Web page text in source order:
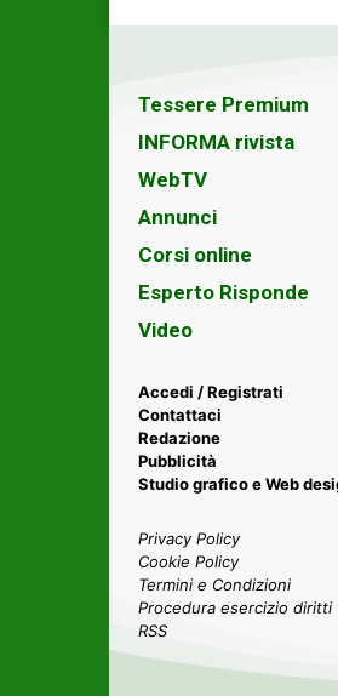
Tessere Premium
INFORMA rivista
WebTV
Annunci
Corsi online
Esperto Risponde
Video
Accedi / Registrati
Contattaci
Redazione
Pubblicità
Studio grafico e Web
Privacy Policy
Cookie Policy
Termini e Condizioni
Procedura esercizio diritti
RSS